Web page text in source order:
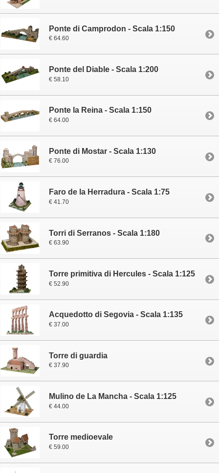
Ponte di Camprodon - Scala 1:150
€ 64.60
Ponte del Diable - Scala 1:200
€ 58.10
Ponte la Reina - Scala 1:150
€ 64.00
Ponte di Mostar - Scala 1:130
€ 76.00
Faro de la Herradura - Scala 1:75
€ 41.70
Torri di Serranos - Scala 1:180
€ 63.90
Torre primitiva di Hercules - Scala 1:125
€ 52.90
Acquedotto di Segovia - Scala 1:135
€ 37.00
Torre di guardia
€ 37.90
Mulino de La Mancha - Scala 1:125
€ 44.00
Torre medioevale
€ 59.00